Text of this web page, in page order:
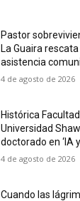
Pastor
La Guaira
asistencia
4 de agosto de 2026
Histórica
Universidad
doctorado en ‘IA
4 de agosto de 2026
Cuando las